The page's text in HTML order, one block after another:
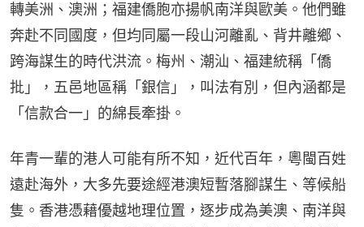
轉美洲、澳洲；福建僑胞亦揚帆南洋與歐美。他們雖
奔赴不同國度，但均同屬一段山河離亂、背井離鄉、
跨海謀生的時代洪流。梅州、潮汕、福建統稱「僑
批」，五邑地區稱「銀信」，叫法有別，但內涵都是
「信款合一」的綿長牽掛。
年青一輩的港人可能有所不知，近代百年，粵閩百姓
遠赴海外，大多先要途經港澳短暫落腳謀生、等候船
隻。香港憑藉優越地理位置，逐步成為美澳、南洋與